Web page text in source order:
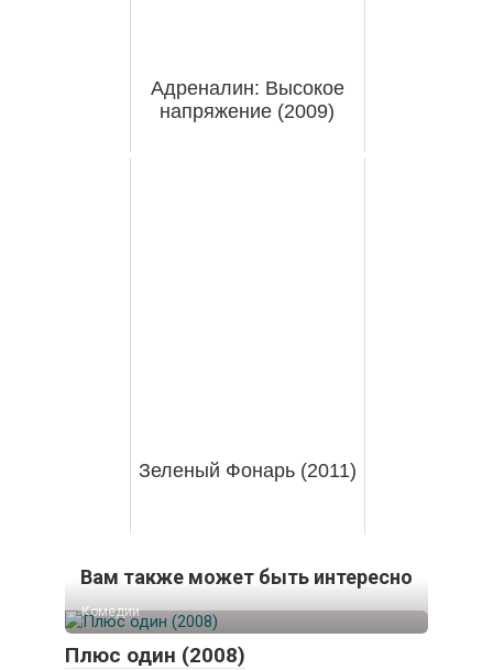
Адреналин: Высокое
напряжение (2009)
Зеленый Фонарь (2011)
Вам также может быть интересно
Комедии
Плюс один (2008)